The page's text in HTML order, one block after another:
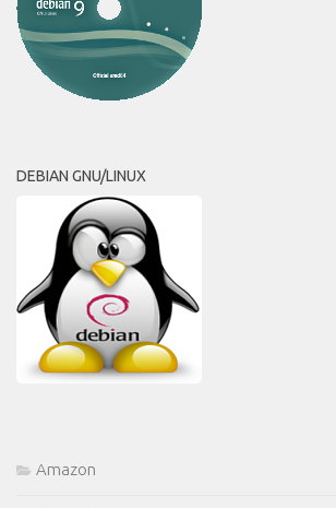
DEBIAN GNU/LINUX
Amazon